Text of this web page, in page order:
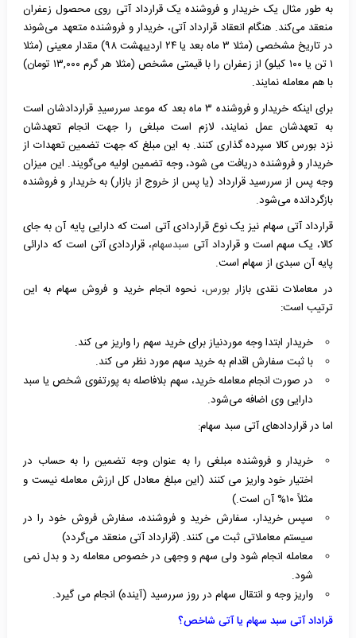
به طور مثال یک خریدار و فروشنده یک قرارداد آتی روی محصول زعفران
منعقد می‌کند. هنگام انعقاد قرارداد آتی، خریدار و فروشنده متعهد می‌شوند
در تاریخ مشخصی (مثلا ۳ ماه بعد یا ۲۴ اردیبهشت ۹۸) مقدار معینی (مثلا
۱ تن یا ۱۰۰ کیلو) از زعفران را با قیمتی مشخص (مثلا هر گرم ۱۳,۰۰۰ تومان)
با هم معامله نمایند.
برای اینکه خریدار و فروشنده ۳ ماه بعد که موعد سررسیدِ قراردادشان است
به تعهدشان عمل نمایند، لازم است مبلغی را جهت انجام تعهدشان
نزد بورسکالا سپرده گذاری کنند. به این مبلغ که جهت تضمین تعهدات از
خریدار و فروشنده دریافت می شود، وجه تضمین اولیه می‌گویند. این میزان
وجه پس از سررسید قرارداد (یا پس از خروج از بازار) به خریدار و فروشنده
بازگردانده می‌شود.
قرارداد آتی سهام نیز یک نوع قراردادی آتی است که دارایی پایه آن به جای
کالا، یک سهم است و قرارداد آتی سبدسهام، قراردادی آتی است که دارائی
پایه آن سبدی از سهام است.
در معاملات نقدی بازار بورس، نحوه انجام خرید و فروش سهام به این
ترتیب است:
خریدار ابتدا وجه موردنیاز برای خرید سهم را واریز می کند.
با ثبت سفارش اقدام به خرید سهم مورد نظر می کند.
در صورت انجام معامله خرید، سهم بلافاصله به پورتفوی شخص یا سبد
دارایی وی اضافه می‌شود.
اما در قراردادهای آتی سبد سهام:
خریدار و فروشنده مبلغی را به عنوان وجه تضمین را به حساب در
اختیار خود واریز می کنند (این مبلغ معادل کل ارزش معامله نیست و
مثلاً ۱۰% آن است.)
سپس خریدار، سفارش خرید و فروشنده، سفارش فروش خود را در
سیستم معاملاتی ثبت می کنند. (قرارداد آتی منعقد می‌گردد)
معامله انجام شود ولی سهم و وجهی در خصوص معامله رد و بدل نمی
شود.
واریز وجه و انتقال سهام در روز سررسید (آینده) انجام می گیرد.
قراداد آتی سبد سهام یا آتی شاخص؟